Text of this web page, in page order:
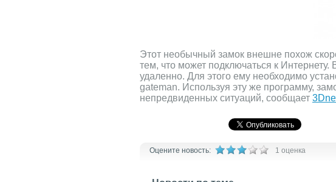
Этот необычный замок внешне похож
тем, что может подключаться к Интернету.
удаленно. Для этого ему необходимо
gateman. Используя эту же программу,
непредвиденных ситуаций, сообщает
Оцените новость: 1 оценка